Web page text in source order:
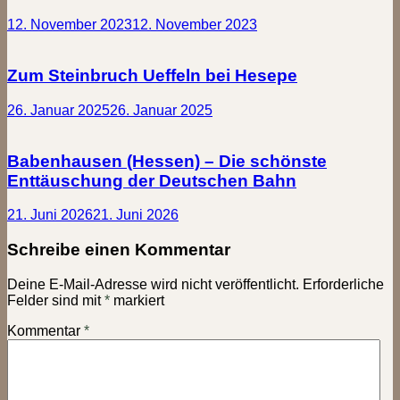
12. November 202312. November 2023
Zum Steinbruch Ueffeln bei Hesepe
26. Januar 202526. Januar 2025
Babenhausen (Hessen) – Die schönste
Enttäuschung der Deutschen Bahn
21. Juni 202621. Juni 2026
Schreibe einen Kommentar
Deine E-Mail-Adresse wird nicht veröffentlicht. Erforderliche
Felder sind mit* markiert
Kommentar *